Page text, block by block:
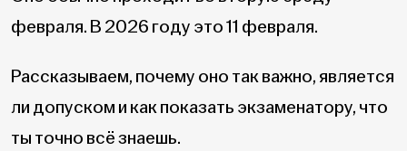
февраля. В 2026 году это 11 февраля.
Рассказываем, почему оно так важно, является
ли допуском и как показать экзаменатору, что
ты точно всё знаешь.